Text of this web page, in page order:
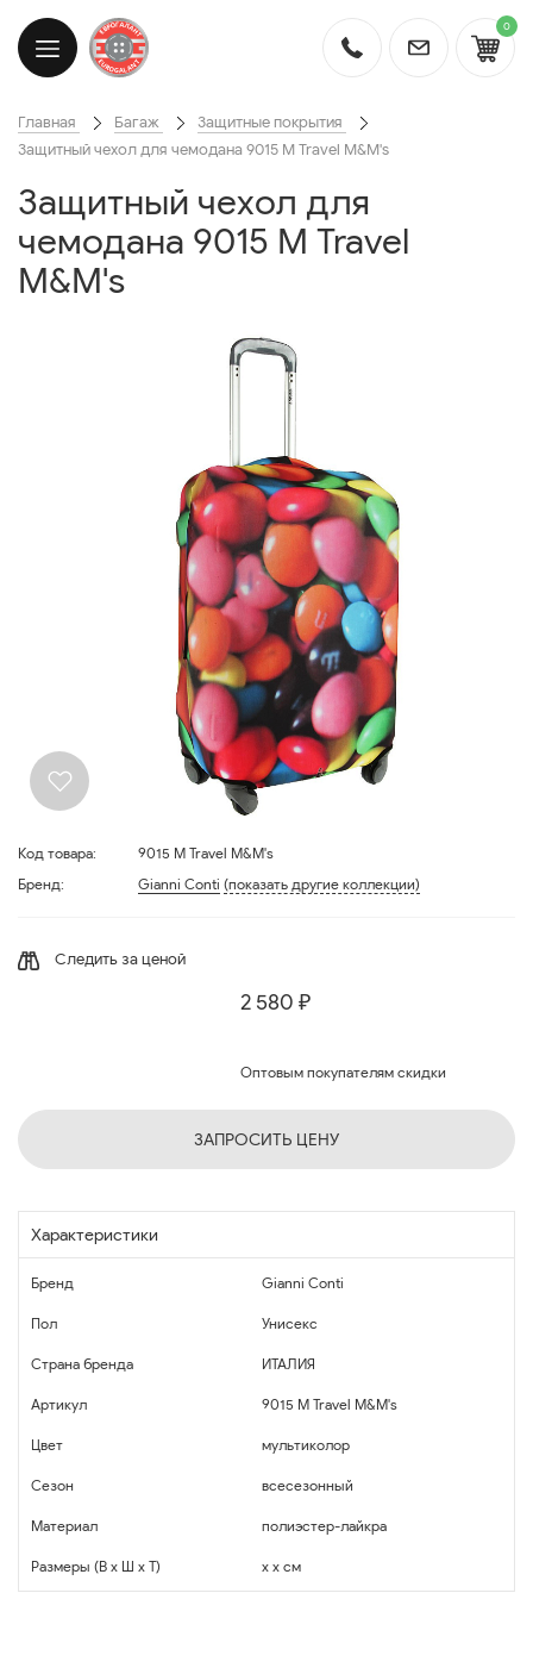
0
Главная Багаж
Защитные покрытия
Защитный чехол для чемодана 9015 М Travel M&M's
Защитный чехол для
чемодана 9015 М Travel
M&M's
Код товара:
9015 М Travel M&M's
Бренд:
Gianni Conti (показать другие коллекции)
Следить за ценой
2 580 ₽
Оптовым покупателям скидки
ЗАПРОСИТЬ ЦЕНУ
Характеристики
Бренд Gianni Conti
Пол Унисекс
Страна бренда ИТАЛИЯ
Артикул 9015 М Travel M&M's
Цвет мультиколор
Сезон всесезонный
Материал полиэстер-лайкра
Размеры (В x Ш x Т) x x см